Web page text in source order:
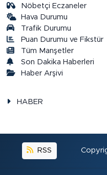
Nöbetçi Eczaneler
Hava Durumu
Trafik Durumu
Puan Durumu ve Fikstür
Tüm Manşetler
Son Dakika Haberleri
Haber Arşivi
HABER
RSS